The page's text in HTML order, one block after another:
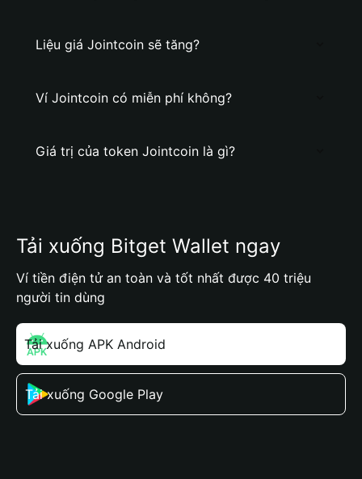
Liệu giá Jointcoin sẽ tăng?
Ví Jointcoin có miễn phí không?
Giá trị của token Jointcoin là gì?
Tải xuống Bitget Wallet ngay
Ví tiền điện tử an toàn và tốt nhất được 40 triệu
người tin dùng
Tải xuống APK Android
Tải xuống Google Play